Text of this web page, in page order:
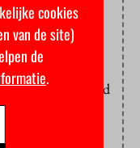
in de cao-
ziet
“Als
de actiebereidheid
Ze zijn met
We zijn
wil van
cookies
van de site)
de
.